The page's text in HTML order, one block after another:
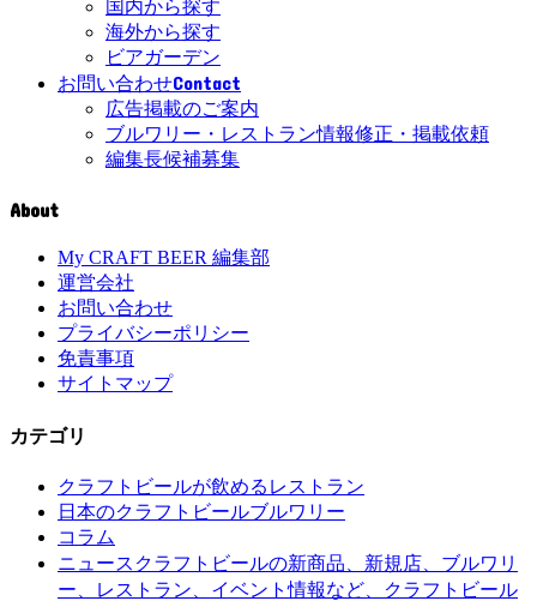
国内から探す
海外から探す
ビアガーデン
お問い合わせContact
広告掲載のご案内
ブルワリー・レストラン情報修正・掲載依頼
編集長候補募集
About
My CRAFT BEER 編集部
運営会社
お問い合わせ
プライバシーポリシー
免責事項
サイトマップ
カテゴリ
クラフトビールが飲めるレストラン
日本のクラフトビールブルワリー
コラム
ニュース クラフトビールの新商品、新規店、ブルワリ
ー、レストラン、イベント情報など、クラフトビール